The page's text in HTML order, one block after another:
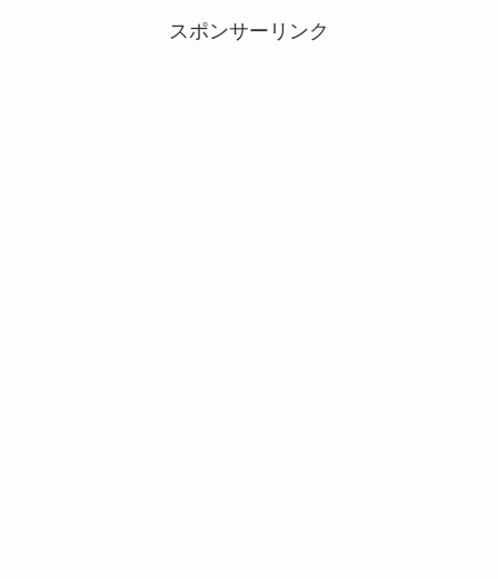
スポンサーリンク